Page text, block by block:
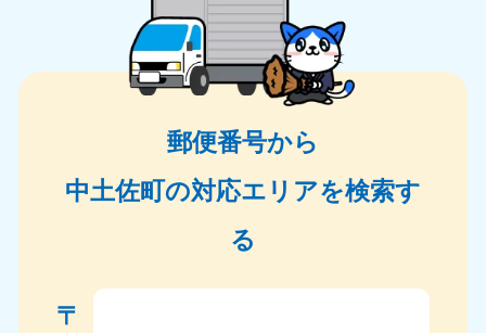
郵便番号から
中土佐町の対応エリアを検索す
る
〒